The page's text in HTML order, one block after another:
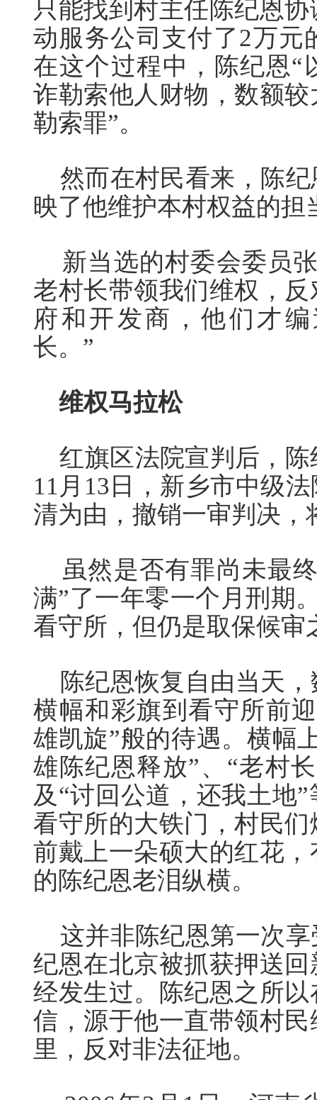
只能找到村主任陈纪恩
动服务公司支付了2万元
在这个过程中，陈纪恩“
诈勒索他人财物，数额
勒索罪”。
然而在村民看来，陈纪
映了他维护本村权益的担
新当选的村委会委员
老村长带领我们维权，
府和开发商，他们才
长。”
维权马拉松
红旗区法院宣判后，陈
11月13日，新乡市中级
清为由，撤销一审判决，
虽然是否有罪尚未最
满”了一年零一个月刑期
看守所，但仍是取保候审
陈纪恩恢复自由当天，
横幅和彩旗到看守所前
雄凯旋”般的待遇。横幅
雄陈纪恩释放”、“老村
及“讨回公道，还我土地
看守所的大铁门，村民
前戴上一朵硕大的红花
的陈纪恩老泪纵横。
这并非陈纪恩第一次享
纪恩在北京被抓获押送
经发生过。陈纪恩之所
信，源于他一直带领村
里，反对非法征地。